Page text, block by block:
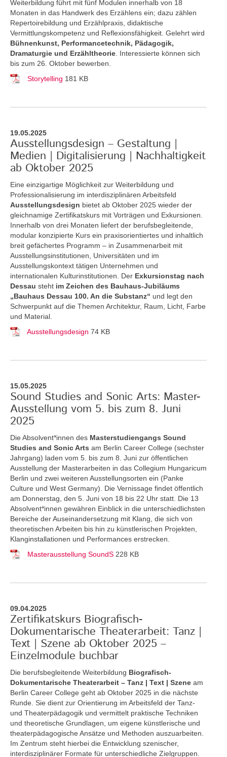
Weiterbildung führt mit fünf Modulen innerhalb von 18
Monaten in das Handwerk des Erzählens ein; dazu zählen
Repertoirebildung und Erzählpraxis, didaktische
Vermittlungskompetenz und Reflexionsfähigkeit. Gelehrt wird
Bühnenkunst, Performancetechnik, Pädagogik,
Dramaturgie und Erzähltheorie . Interessierte können sich
bis zum 26. Oktober bewerben.
Storytelling 181 KB
19.05.2025
Ausstellungsdesign – Gestaltung |
Medien | Digitalisierung | Nachhaltigkeit
ab Oktober 2025
Eine einzigartige Möglichkeit zur Weiterbildung und
Professionalisierung im interdisziplinären Arbeitsfeld
Ausstellungsdesign bietet ab Oktober 2025 wieder der
gleichnamige Zertifikatskurs mit Vorträgen und Exkursionen.
Innerhalb von drei Monaten liefert der berufsbegleitende,
modular konzipierte Kurs ein praxisorientiertes und inhaltlich
breit gefächertes Programm – in Zusammenarbeit mit
Ausstellungsinstitutionen, Universitäten und im
Ausstellungskontext tätigen Unternehmen und
internationalen Kulturinstitutionen. Der Exkursionstag nach
Dessau steht im Zeichen des Bauhaus-Jubiläums
„Bauhaus Dessau 100. An die Substanz“ und legt den
Schwerpunkt auf die Themen Architektur, Raum, Licht, Farbe
und Material.
Ausstellungsdesign 74 KB
15.05.2025
Sound Studies and Sonic Arts: Master-
Ausstellung vom 5. bis zum 8. Juni
2025
Die Absolvent*innen des Masterstudiengangs Sound
Studies and Sonic Arts am Berlin Career College (sechster
Jahrgang) laden vom 5. bis zum 8. Juni zur öffentlichen
Ausstellung der Masterarbeiten in das Collegium Hungaricum
Berlin und zwei weiteren Ausstellungsorten ein (Panke
Culture und West Germany). Die Vernissage findet öffentlich
am Donnerstag, den 5. Juni von 18 bis 22 Uhr statt. Die 13
Absolvent*innen gewähren Einblick in die unterschiedlichsten
Bereiche der Auseinandersetzung mit Klang, die sich von
theoretischen Arbeiten bis hin zu künstlerischen Projekten,
Klanginstallationen und Performances erstrecken.
Masterausstellung SoundS 228 KB
09.04.2025
Zertifikatskurs Biografisch-
Dokumentarische Theaterarbeit: Tanz |
Text | Szene ab Oktober 2025 –
Einzelmodule buchbar
Die berufsbegleitende Weiterbildung Biografisch-
Dokumentarische Theaterarbeit – Tanz | Text | Szene am
Berlin Career College geht ab Oktober 2025 in die nächste
Runde. Sie dient zur Orientierung im Arbeitsfeld der Tanz-
und Theaterpädagogik und vermittelt praktische Techniken
und theoretische Grundlagen, um eigene künstlerische und
theaterpädagogische Ansätze und Methoden auszuarbeiten.
Im Zentrum steht hierbei die Entwicklung szenischer,
interdisziplinärer Formate für unterschiedliche Zielgruppen.